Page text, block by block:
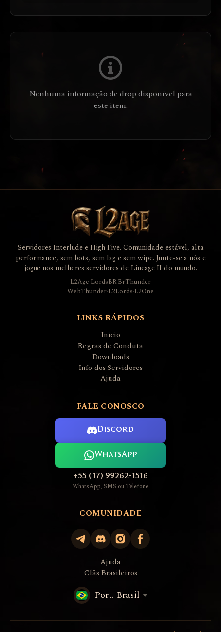
Nenhuma informação de drop disponível para
este item.
Servidores Interlude e High Five. Comunidade estável, alta
performance, sem bots, sem lag e sem wipe. Junte-se a nós e
jogue nos melhores servidores de Lineage II do mundo.
L2Age·LordsBR·BrThunder
WebThunder·L2Lords·L2One
LINKS RÁPIDOS
Início
Regras de Conduta
Downloads
Info dos Servidores
Ajuda
FALE CONOSCO
Discord
WhatsApp
+55 (17) 99262-1516
WhatsApp, SMS ou Telefone
COMUNIDADE
Ajuda
Clãs Brasileiros
Port. Brasil